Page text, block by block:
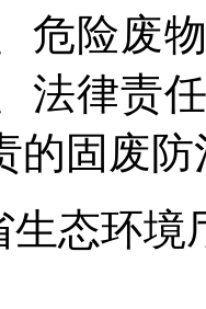
危险废
法律责
的固废
生态环境